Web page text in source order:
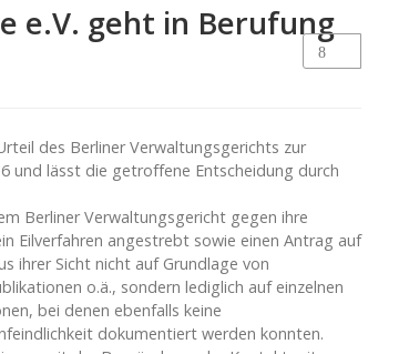
e.V. geht in Berufung
des Berliner Verwaltungsgerichts zur
und lässt die getroffene Entscheidung durch
Berliner Verwaltungsgericht gegen ihre
Eilverfahren angestrebt sowie einen Antrag auf
ihrer Sicht nicht auf Grundlage von
o.ä., sondern lediglich auf einzelnen
bei denen ebenfalls keine
dokumentiert werden konnten.